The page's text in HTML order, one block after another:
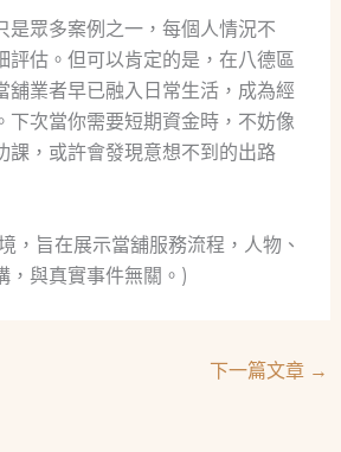
是眾多案例之一，每個人情況不
評估。但可以肯定的是，在八德區
舖業者早已融入日常生活，成為經
下次當你需要短期資金時，不妨像
課，或許會發現意想不到的出路
，旨在展示當舖服務流程，人物、
，與真實事件無關。)
下一篇文章 →